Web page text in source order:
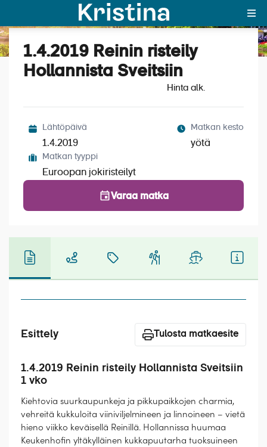
MAJAKKA-portaali
Yksin matkalle?
Hyvä tietää
Katso kuvat (4)
1.4.2019 Reinin risteily
Hollannista Sveitsiin
Hinta alk.
Lähtöpäivä
1.4.2019
Matkan kesto
yötä
Matkan tyyppi
Euroopan jokiristeilyt
Varaa matka
Esittely Tulosta matkaesite
1.4.2019 Reinin risteily Hollannista Sveitsiin
1 vko
Kiehtovia suurkaupunkeja ja pikkupaikkojen charmia,
vehreitä kukkuloita viiniviljelmineen ja linnoineen – vietä
hieno viikko keväisellä Reinillä. Hollannissa huumaa
Keukenhofin yltäkylläinen kukkapuutarha tuoksuineen